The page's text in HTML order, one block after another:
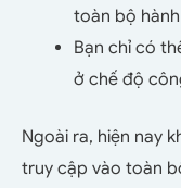
toàn bộ
Bạn chỉ có
ở chế độ
Ngoài ra, hiện nay
truy cập vào toàn